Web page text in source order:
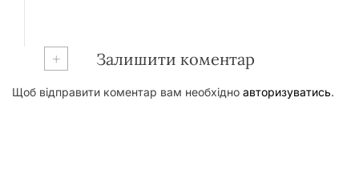
+ Залишити коментар
Щоб відправити коментар вам необхідно авторизуватись.